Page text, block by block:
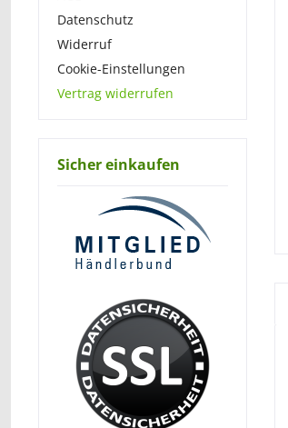
Datenschutz
Widerruf
Cookie-Einstellungen
Vertrag widerrufen
Sicher einkaufen